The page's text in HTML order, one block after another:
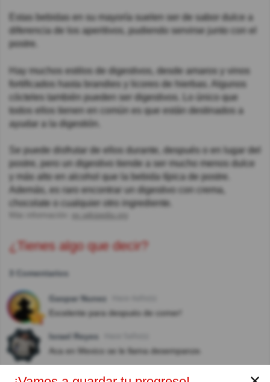
Estas bebidas en su mayoría suelen ser de sabor dulce a
diferencia de los aperitivos, pudiendo servirse junto con el
postre.
Hay muchos estilos de digestivos, desde amaros y vinos
fortificados hasta brandies y licores de hierbas. Algunos
cócteles también pueden ser digestivos. Lo único que
todos ellos tienen en común es que están destinados a
ayudar a la digestión.
Se puede disfrutar de ellos durante, después o en lugar del
postre, pero un digestivo tiende a ser mucho menos dulce
y más alto en alcohol que la bebida típica de postre.
Además, es raro encontrar un digestivo con crema,
chocolate o cualquier otro ingrediente.
¿Tienes algo que decir?
3 Comentarios
Gaspar Nunez
Excelente para después de comer!
Israel Reyes
Aca en Mexico se le llama desempanze.
Ricardo Avalos